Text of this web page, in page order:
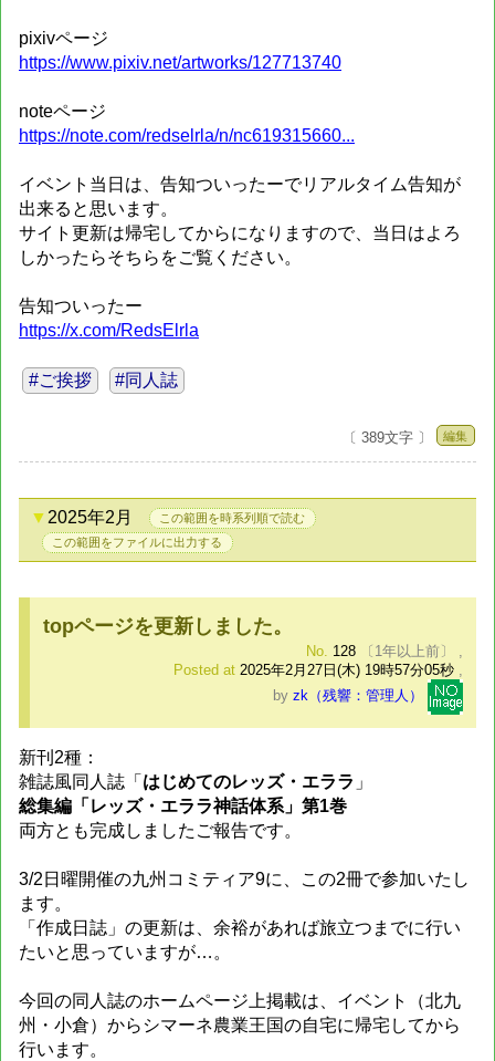
pixivページ
https://www.pixiv.net/artworks/127713740
noteページ
https://note.com/redselrla/n/nc619315660...
イベント当日は、告知ついったーでリアルタイム告知が
出来ると思います。
サイト更新は帰宅してからになりますので、当日はよろ
しかったらそちらをご覧ください。
告知ついったー
https://x.com/RedsElrla
#ご挨拶 #同人誌
〔 389文字 〕 編集
2025年2月
この範囲を時系列順で読む
この範囲をファイルに出力する
topページを更新しました。
No. 128 〔1年以上前〕
,
Posted at 2025年2月27日(木) 19時57分05秒 ,
by zk（残響：管理人）
新刊2種：
雑誌風同人誌「 はじめてのレッズ・エララ 」
総集編「レッズ・エララ神話体系」第1巻
両方とも完成しましたご報告です。
3/2日曜開催の九州コミティア9に、この2冊で参加いたし
ます。
「作成日誌」の更新は、余裕があれば旅立つまでに行い
たいと思っていますが…。
今回の同人誌のホームページ上掲載は、イベント（北九
州・小倉）からシマーネ農業王国の自宅に帰宅してから
行います。